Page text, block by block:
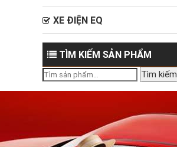
XE ĐIỆN EQ
TÌM KIẾM SẢN PHẨM
Tìm
kiếm:
Tìm kiếm